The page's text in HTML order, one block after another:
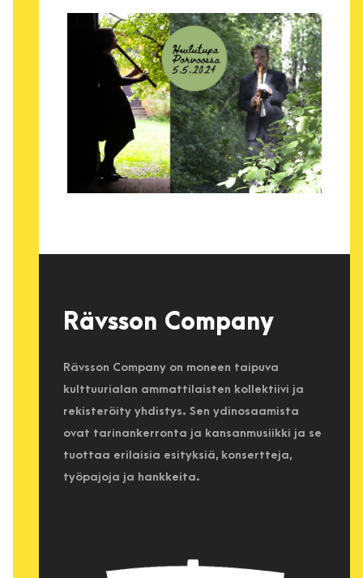
Rävsson Company
Rävsson Company on moneen taipuva
kulttuurialan ammattilaisten kollektiivi ja
rekisteröity yhdistys. Sen ydinosaamista
ovat tarinankerronta ja kansanmusiikki ja se
tuottaa erilaisia esityksiä, konsertteja,
työpajoja ja hankkeita.